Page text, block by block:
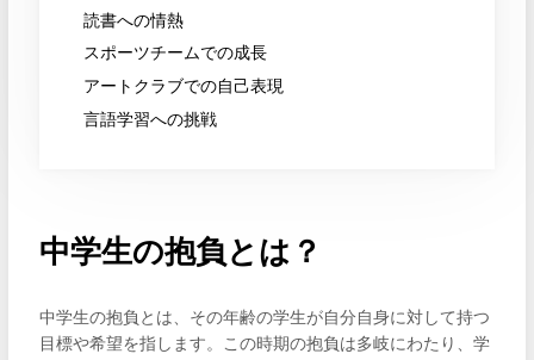
読書への情熱
スポーツチームでの成長
アートクラブでの自己表現
言語学習への挑戦
中学生の抱負とは？
中学生の抱負とは、その年齢の学生が自分自身に対して持つ
目標や希望を指します。この時期の抱負は多岐にわたり、学